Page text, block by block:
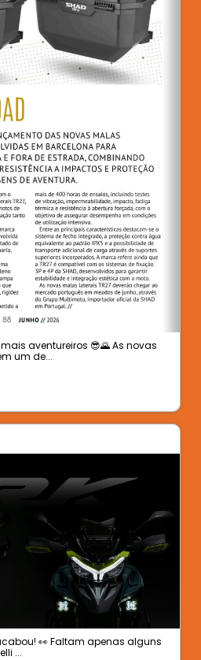
aventureiros 😎🌄 As novas
um de...
👀 Faltam apenas alguns
...